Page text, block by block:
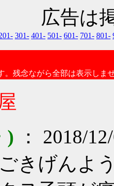
広告は
301- 401- 501- 601- 701- 801-
。残念ながら全部は表示しま
) ： 2018/
きげんよ